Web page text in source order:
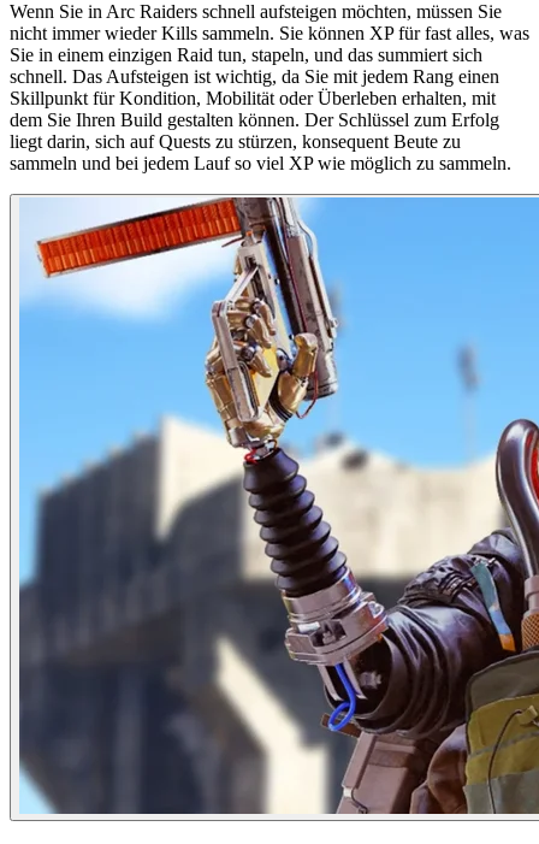
Wenn Sie in Arc Raiders schnell aufsteigen möchten, müssen Sie
nicht immer wieder Kills sammeln. Sie können XP für fast alles, was
Sie in einem einzigen Raid tun, stapeln, und das summiert sich
schnell. Das Aufsteigen ist wichtig, da Sie mit jedem Rang einen
Skillpunkt für Kondition, Mobilität oder Überleben erhalten, mit
dem Sie Ihren Build gestalten können. Der Schlüssel zum Erfolg
liegt darin, sich auf Quests zu stürzen, konsequent Beute zu
sammeln und bei jedem Lauf so viel XP wie möglich zu sammeln.